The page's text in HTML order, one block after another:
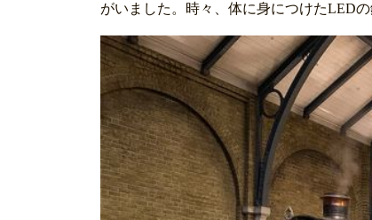
がいました。時々、体に身につけたLED